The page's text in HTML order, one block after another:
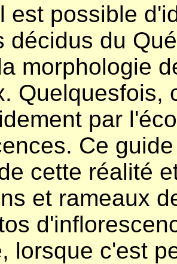
est possible
décidus du
morphologie
Quelquesfois,
par
Ce
cette réalité
et rameaux
lorsque c'est